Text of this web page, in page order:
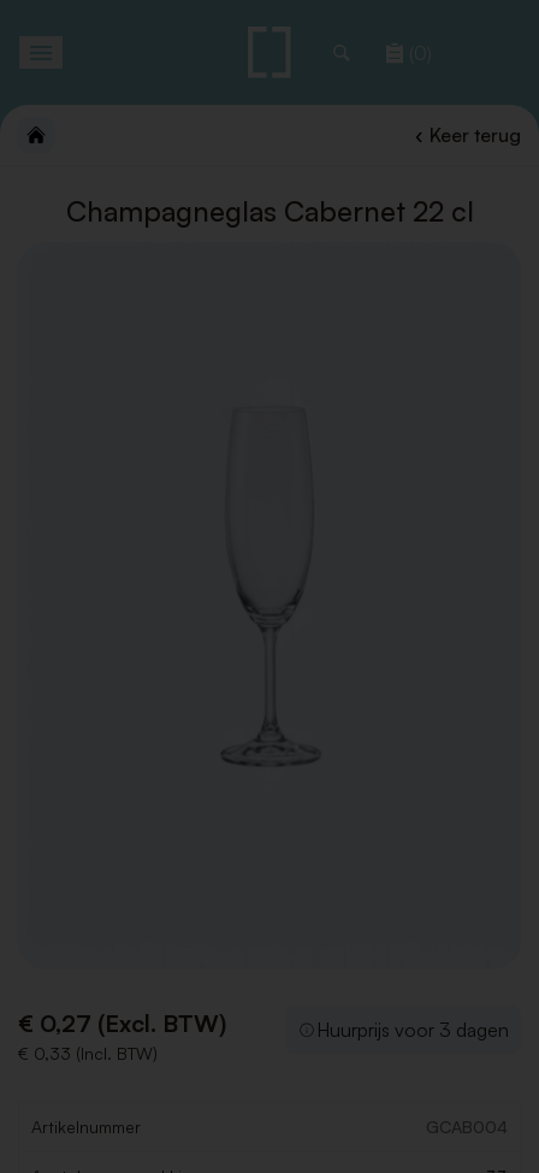
(0)
Keer terug
Champagneglas Cabernet 22 cl
€ 0,27 (Excl. BTW)
€ 0,33 (Incl. BTW)
Huurprijs voor 3 dagen
Artikelnummer GCAB004